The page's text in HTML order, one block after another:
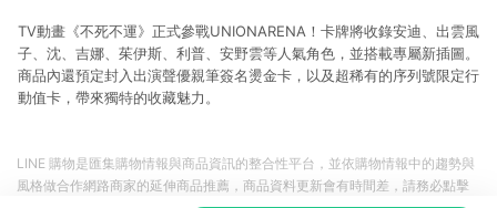
TV動畫《不死不運》正式參戰UNIONARENA！卡牌將收錄安迪、出雲風
子、沈、吉娜、茱伊斯、利普、安野雲等人氣角色，並搭載專屬新插圖。
商品內還預定封入出演聲優親筆簽名燙金卡，以及超稀有的序列號限定行
動值卡，帶來獨特的收藏魅力。
LINE 購物是匯集購物情報與商品資訊的整合性平台，並依購物情報中的趨勢與
風格做合作網路商家的延伸商品推薦，商品資料更新會有時間差，請務必點擊